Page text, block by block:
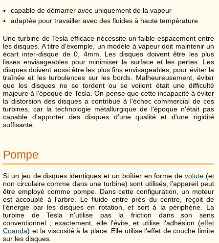
capable de démarrer avec uniquement de la vapeur
adaptée pour travailler avec des fluides à haute température.
Une turbine de Tesla efficace nécessite un faible espacement entre
les disques. A titre d'exemple, un modèle à vapeur doit maintenir un
écart inter-disque de 0, 4mm. Les disques doivent être les plus
lisses envisageables pour minimiser la surface et les pertes. Les
disques doivent aussi être les plus fins envisageables, pour éviter la
traînée et les turbulences sur les bords. Malheureusement, éviter
que les disques ne se tordent ou se voilent était une difficulté
majeure à l'époque de Tesla. On pense que cette incapacité à éviter
la distorsion des disques a contribué à l'échec commercial de ces
turbines, car la technologie métallurgique de l'époque n'était pas
capable d'apporter des disques d'une qualité et d'une rigidité
suffisante.
Pompe
Si un jeu de disques identiques et un boîtier en forme devolute (et
non circulaire comme dans une turbine) sont utilisés, l'appareil peut
être employé comme pompe. Dans cette configuration, un moteur
est accouplé à l'arbre. Le fluide entre près du centre, reçoit de
l'énergie par les disques en rotation, et sort à la périphérie. La
turbine de Tesla n'utilise pas la friction dans son sens
conventionnel ; exactement, elle l'évite, et utilise l'adhésion (effet
Coanda) et la viscosité à la place. Elle utilise l'effet de couche limite
sur les disques.